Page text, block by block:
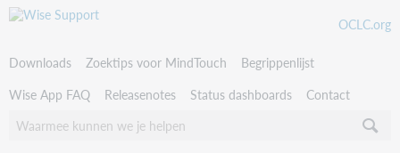
OCLC.org
Downloads Zoektips voor MindTouch
Begrippenlijst
Wise App FAQ
Releasenotes Status dashboards Contact